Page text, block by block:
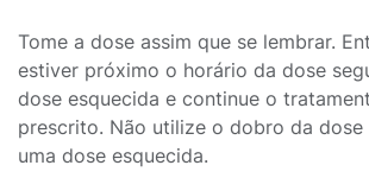
Tome a dose assim que se lembrar.
estiver próximo o horário da dose
dose esquecida e continue o
prescrito. Não utilize o dobro da dose
uma dose esquecida.